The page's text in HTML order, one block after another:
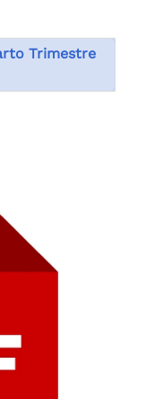
Trimestre